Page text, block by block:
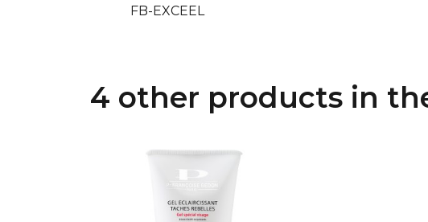
FB-EXCEEL
4 other products in